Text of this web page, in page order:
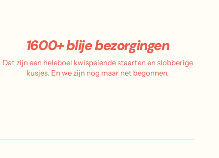
1600+ blije bezorgingen
Dat zijn een heleboel kwispelende staarten en slobberige
kusjes. En we zijn nog maar net begonnen.